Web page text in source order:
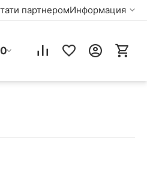
партнеромИнформация